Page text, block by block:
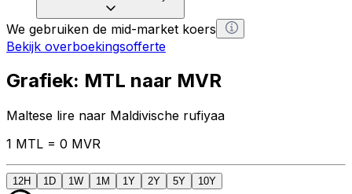
We gebruiken de mid-market koers
Bekijk overboekingsofferte
Grafiek: MTL naar MVR
Maltese lire naar Maldivische rufiyaa
1 MTL = 0 MVR
12H 1D 1W 1M 1Y 2Y 5Y 10Y